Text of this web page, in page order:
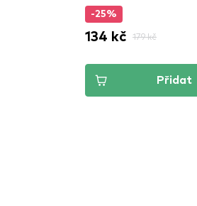
-25%
134 kč 179 kč
Přidat